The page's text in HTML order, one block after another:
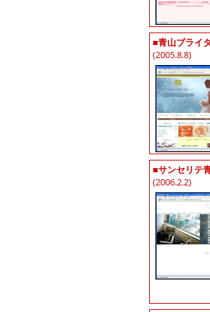
■青山ブライ
(2005.8.8)
■サンセリテ
(2006.2.2)